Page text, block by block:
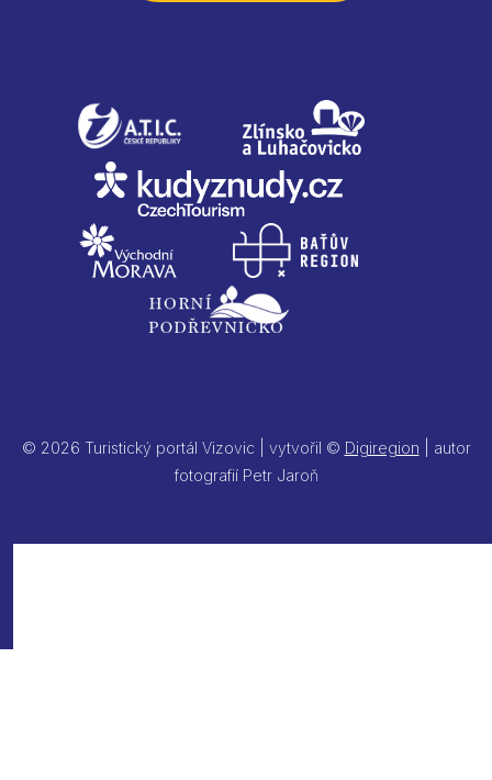
© 2026 Turistický portál Vizovic | vytvořil © Digiregion | autor
fotografií Petr Jaroň